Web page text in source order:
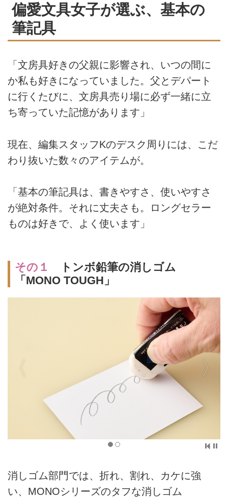
偏愛文具女子が選ぶ、基本の
筆記具
「文房具好きの父親に影響され、いつの間に
か私も好きになっていました。父とデパート
に行くたびに、文房具売り場に必ず一緒に立
ち寄っていた記憶があります」
現在、編集スタッフKのデスク周りには、こだ
わり抜いた数々のアイテムが。
「基本の筆記具は、書きやすさ、使いやすさ
が絶対条件。それに丈夫さも。ロングセラー
ものは好きで、よく使います」
その１
トンボ鉛筆の消しゴム
「MONO TOUGH」
消しゴム部門では、折れ、割れ、カケに強
い、MONOシリーズのタフな消しゴム